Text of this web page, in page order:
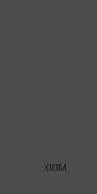
XIOM